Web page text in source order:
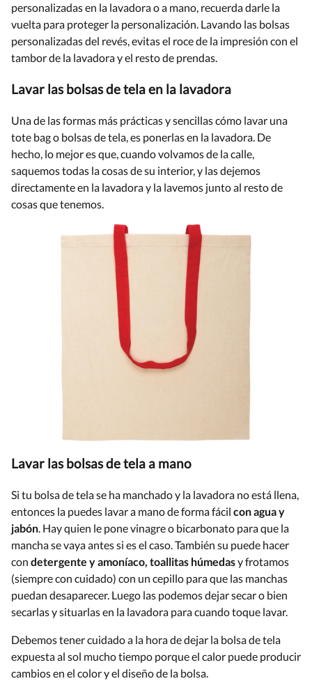
personalizadas en la lavadora o a mano, recuerda darle la
vuelta para proteger la personalización. Lavando las bolsas
personalizadas del revés, evitas el roce de la impresión con el
tambor de la lavadora y el resto de prendas.
Lavar las bolsas de tela en la lavadora
Una de las formas más prácticas y sencillas cómo lavar una
tote bag o bolsas de tela, es ponerlas en la lavadora. De
hecho, lo mejor es que, cuando volvamos de la calle,
saquemos todas la cosas de su interior, y las dejemos
directamente en la lavadora y la lavemos junto al resto de
cosas que tenemos.
Lavar las bolsas de tela a mano
Si tu bolsa de tela se ha manchado y la lavadora no está llena,
entonces la puedes lavar a mano de forma fácil con agua y
jabón. Hay quien le pone vinagre o bicarbonato para que la
mancha se vaya antes si es el caso. También su puede hacer
con detergente y amoníaco, toallitas húmedasy frotamos
(siempre con cuidado) con un cepillo para que las manchas
puedan desaparecer. Luego las podemos dejar secar o bien
secarlas y situarlas en la lavadora para cuando toque lavar.
Debemos tener cuidado a la hora de dejar la bolsa de tela
expuesta al sol mucho tiempo porque el calor puede producir
cambios en el color y el diseño de la bolsa.